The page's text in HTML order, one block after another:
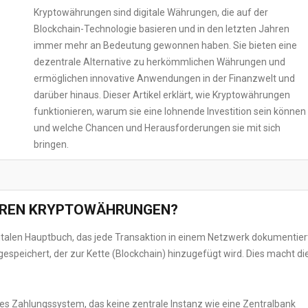
Kryptowährungen sind digitale Währungen, die auf der
Blockchain-Technologie basieren und in den letzten Jahren
immer mehr an Bedeutung gewonnen haben. Sie bieten eine
dezentrale Alternative zu herkömmlichen Währungen und
ermöglichen innovative Anwendungen in der Finanzwelt und
darüber hinaus. Dieser Artikel erklärt, wie Kryptowährungen
funktionieren, warum sie eine lohnende Investition sein können
und welche Chancen und Herausforderungen sie mit sich
bringen.
KRYPTOWÄHRUNGEN?
Hauptbuch, das jede Transaktion in einem Netzwerk
der zur Kette (Blockchain) hinzugefügt wird. Dies macht
Zahlungssystem, das keine zentrale Instanz wie eine Zentralbank